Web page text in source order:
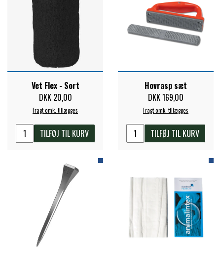
ZILCO
QHP -BRANDS OF Q
PREMIER EQUINE INSEKTBESKYTTELSE
Vet Flex - Sort
DKK 20,00
Fragt omk. tillægges
TILFØJ TIL KURV
Hovrasp sæt
DKK 169,00
Fragt omk. tillægges
TILFØJ TIL KURV